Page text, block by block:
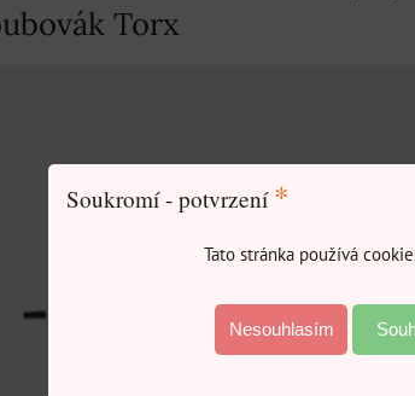
Torx
Soukromí - potvrzení *
Tato stránka používá
Nesouhlasím